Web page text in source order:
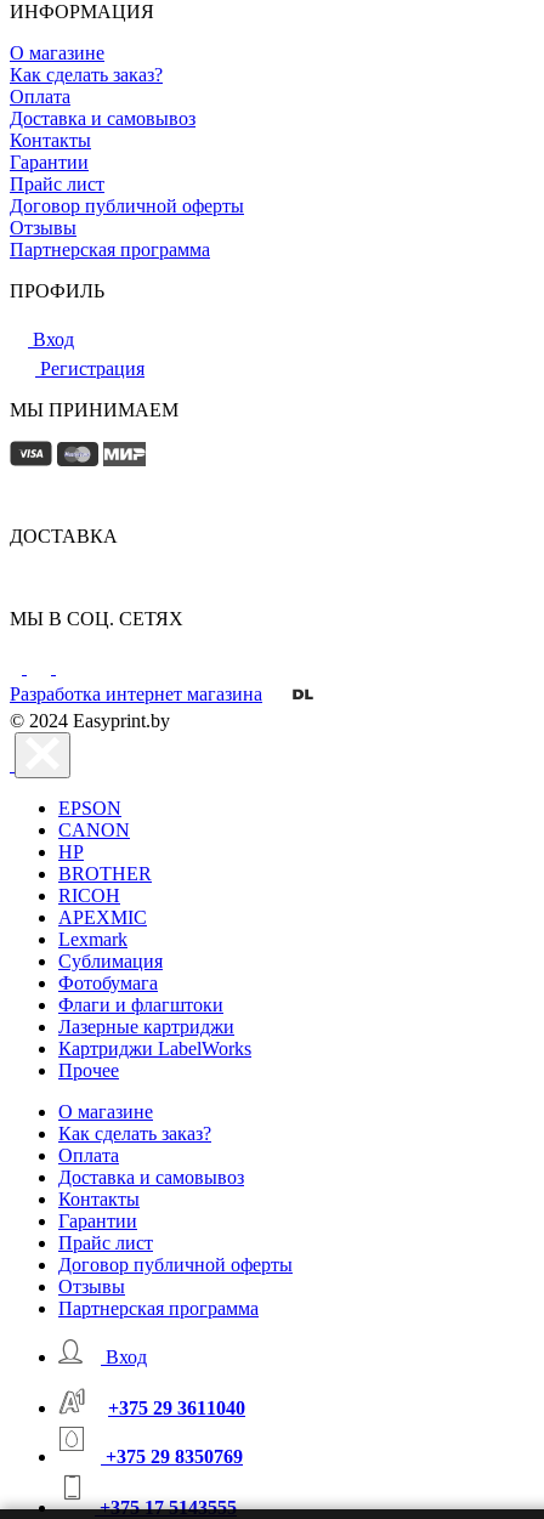
ИНФОРМАЦИЯ
О магазине
Как сделать заказ?
Оплата
Доставка и самовывоз
Контакты
Гарантии
Прайс лист
Договор публичной оферты
Отзывы
Партнерская программа
ПРОФИЛЬ
Вход
Регистрация
МЫ ПРИНИМАЕМ
ДОСТАВКА
МЫ В СОЦ. СЕТЯХ
Разработка интернет магазина
© 2024 Easyprint.by
EPSON
CANON
HP
BROTHER
RICOH
APEXMIC
Lexmark
Сублимация
Фотобумага
Флаги и флагштоки
Лазерные картриджи
Картриджи LabelWorks
Прочее
О магазине
Как сделать заказ?
Оплата
Доставка и самовывоз
Контакты
Гарантии
Прайс лист
Договор публичной оферты
Отзывы
Партнерская программа
Вход
+375 29 3611040
+375 29 8350769
+375 17 5143555